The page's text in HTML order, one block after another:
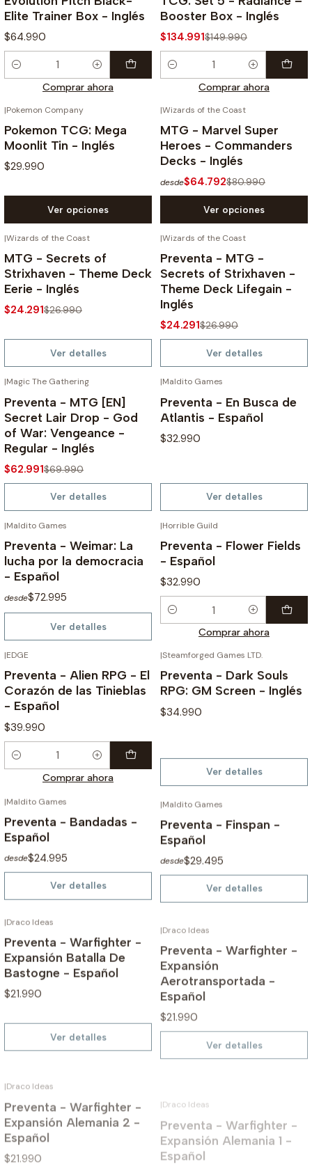
Elite Trainer Box - Inglés
$64.990
Cantidad
Comprar ahora
Booster Box - Inglés
$134.991$149.990
Cantidad
Comprar ahora
|Pokemon Company
Pokemon TCG: Mega
Moonlit Tin - Inglés
$29.990
Ver opciones
-20%
|Wizards of the Coast
MTG - Marvel Super
Heroes - Commanders
Decks - Inglés
desde$64.792$80.990
Ver opciones
-10%
NO DISPONIBLE
|Wizards of the Coast
MTG - Secrets of
Strixhaven - Theme Deck
Eerie - Inglés
$24.291$26.990
Ver detalles
-10%
NO DISPONIBLE
|Wizards of the Coast
Preventa - MTG -
Secrets of Strixhaven -
Theme Deck Lifegain -
Inglés
$24.291$26.990
Ver detalles
-10%
NO DISPONIBLE
|Magic The Gathering
Preventa - MTG [EN]
Secret Lair Drop - God
of War: Vengeance -
Regular - Inglés
$62.991$69.990
Ver detalles
|Maldito Games
Preventa - En Busca de
Atlantis - Español
$32.990
Ver detalles
|Maldito Games
Preventa - Weimar: La
lucha por la democracia
- Español
desde$72.995
Ver detalles
|Horrible Guild
Preventa - Flower Fields
- Español
$32.990
Cantidad
Comprar ahora
|EDGE
Preventa - Alien RPG - El
Corazón de las Tinieblas
- Español
$39.990
Cantidad
Comprar ahora
NO DISPONIBLE
|Steamforged Games LTD.
Preventa - Dark Souls
RPG: GM Screen - Inglés
$34.990
Ver detalles
|Maldito Games
Preventa - Bandadas -
Español
desde$24.995
Ver detalles
|Maldito Games
Preventa - Finspan -
Español
desde$29.495
Ver detalles
Expansión Batalla De
Bastogne - Español
$21.990
Preventa - Warfighter -
Expansión
Aerotransportada -
Español
$21.990
Expansión Alemania 2 -
Español
$21.990
NO DISPONIBLE
|Draco Ideas
Español
$21.990